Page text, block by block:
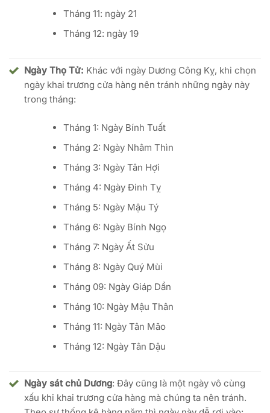
Tháng 11: ngày 21
Tháng 12: ngày 19
Ngày Thọ Tử: Khác với ngày Dương Công Kỵ, khi chọn
ngày khai trương cửa hàng nên tránh những ngày này
trong tháng:
Tháng 1: Ngày Bính Tuất
Tháng 2: Ngày Nhâm Thìn
Tháng 3: Ngày Tân Hợi
Tháng 4: Ngày Đinh Tỵ
Tháng 5: Ngày Mậu Tý
Tháng 6: Ngày Bính Ngọ
Tháng 7: Ngày Ất Sửu
Tháng 8: Ngày Quý Mùi
Tháng 09: Ngày Giáp Dần
Tháng 10: Ngày Mậu Thân
Tháng 11: Ngày Tân Mão
Tháng 12: Ngày Tân Dậu
Ngày sát chủ Dương: Đây cũng là một ngày vô cùng
xấu khi khai trương cửa hàng mà chúng ta nên tránh.